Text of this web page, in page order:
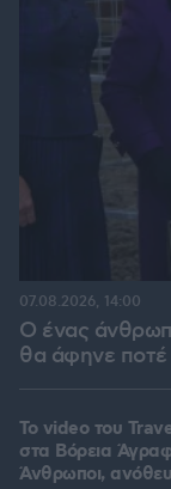
Ο ένας
θα άφηνε ποτέ
07.08.2026, 14:00
To video του
στα Βόρεια
Άνθρωποι,